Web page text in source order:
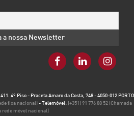
4º Piso - Praceta Amaro da Costa, 748 - 4050-012 PORTO
fixa nacional) - Telemóvel: (+351) 91 776 88 52 (Chamada
rede móvel nacional)